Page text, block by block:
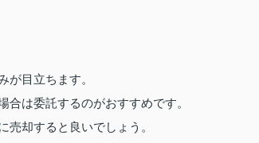
が目立ちます。
は委託するのがおすすめです。
却すると良いでしょう。